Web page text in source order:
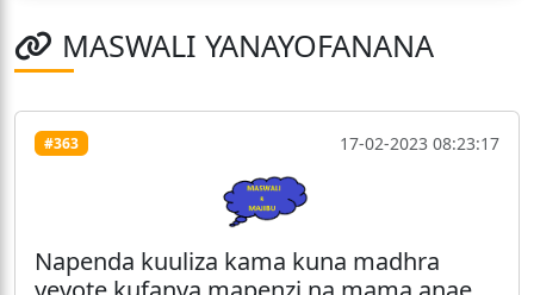
MASWALI YANAYOFANANA
#363 17-02-2023 08:23:17
Napenda kuuliza kama kuna madhra